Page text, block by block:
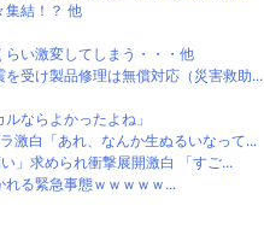
集結！？ 他
らい激変してしまう・・・他
を受け製品修理は無償対応（災害救助...
ならよかったよね」
激白「あれ、なんか生ぬるいなって...
」求められ衝撃展開激白 「すご...
る緊急事態ｗｗｗｗｗ...